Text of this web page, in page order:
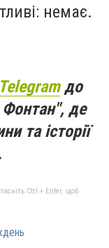
немає.
Telegramдо
Фонтан", де
та історії
Ctrl + Enter, щоб